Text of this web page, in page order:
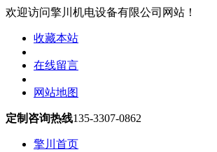
欢迎访问擎川机电设备有限公司网站！
收藏本站
在线留言
网站地图
定制咨询热线135-3307-0862
擎川首页